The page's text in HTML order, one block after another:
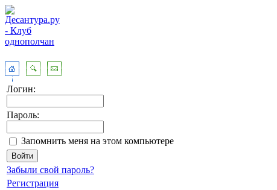
Логин:
Пароль:
Запомнить меня на этом компьютере
Забыли свой пароль?
Регистрация